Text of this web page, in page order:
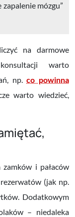
mózgu”
na darmowe
warto
np.co powinna
warto wiedzieć,
i pałaców
(jak np.
Dodatkowym
– niedaleka